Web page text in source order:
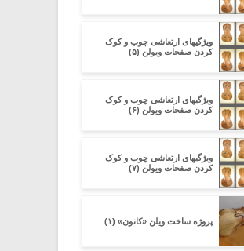
ویژگیهای ارتعاشی چوب و کوک
کردن صفحات ویولن (۵)
ویژگیهای ارتعاشی چوب و کوک
کردن صفحات ویولن (۶)
ویژگیهای ارتعاشی چوب و کوک
کردن صفحات ویولن (۷)
پروژه ساخت ویلن «کانون» (۱)